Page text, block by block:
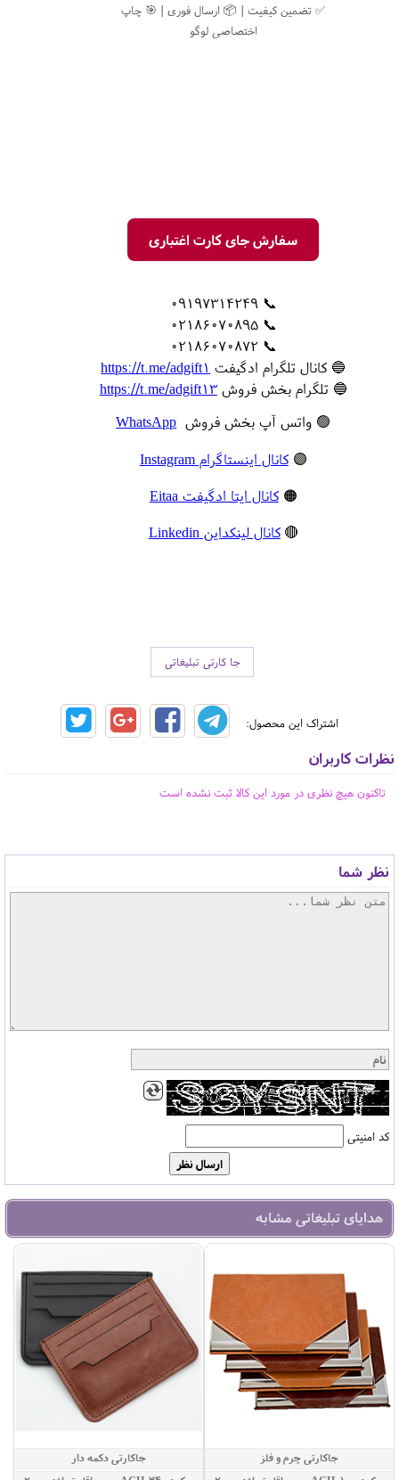
✅ تضمین کیفیت | 📦 ارسال فوری | 🎯 چاپ
اختصاصی لوگو
سفارش جای کارت اغتباری
📞 09197314249
📞 02186070895
📞 02186070872
🔵 کانال تلگرام ادگیفت https://t.me/adgift1
🔵 تلگرام بخش فروشhttps://t.me/adgift13
🟢 واتس آپ بخش فروش WhatsApp
🟣کانال اینستاگرام Instagram
🟠کانال ایتا ادگیفت Eitaa
🔴 کانال لینکداین Linkedin
جا کارتی تبلیغاتی
اشتراک این محصول:
نظرات کاربران
تاکنون هیچ نظری در مورد این کالا ثبت نشده است
نظر شما
کد امنیتی
هدایای تبلیغاتی مشابه
جاکارتی چرم و فلز
جاکارتی دکمه دار